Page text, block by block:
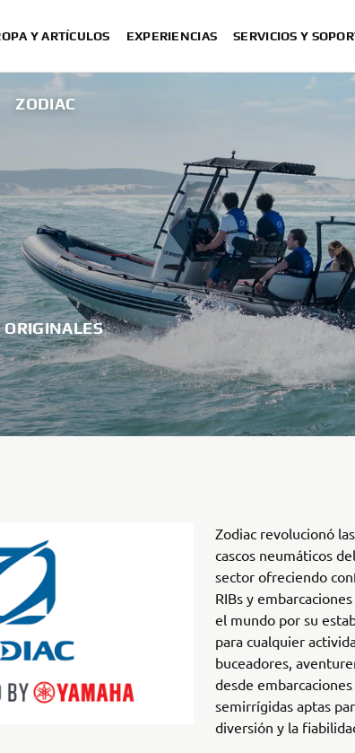
Y ARTÍCULOS EXPERIENCIAS SERVICIOS Y
ZODIAC
ORIGINALES
Zodiac revolucionó
cascos neumáticos
sector ofreciendo
RIBs y
el mundo por su
para cualquier
buceadores,
desde
semirrígidas aptas
diversión y la